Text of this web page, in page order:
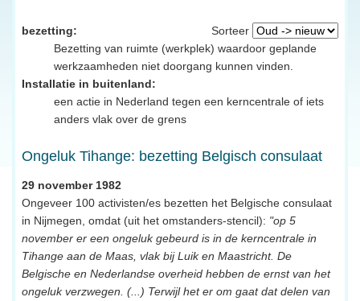
Sorteer
bezetting:
Bezetting van ruimte (werkplek) waardoor geplande
werkzaamheden niet doorgang kunnen vinden.
Installatie in buitenland:
een actie in Nederland tegen een kerncentrale of iets
anders vlak over de grens
Ongeluk Tihange: bezetting Belgisch consulaat
29 november 1982
Ongeveer 100 activisten/es bezetten het Belgische consulaat
in Nijmegen, omdat (uit het omstanders-stencil): "op 5
november er een ongeluk gebeurd is in de kerncentrale in
Tihange aan de Maas, vlak bij Luik en Maastricht. De
Belgische en Nederlandse overheid hebben de ernst van het
ongeluk verzwegen. (...) Terwijl het er om gaat dat delen van